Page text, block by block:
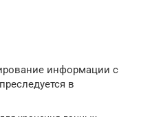
информации с
в